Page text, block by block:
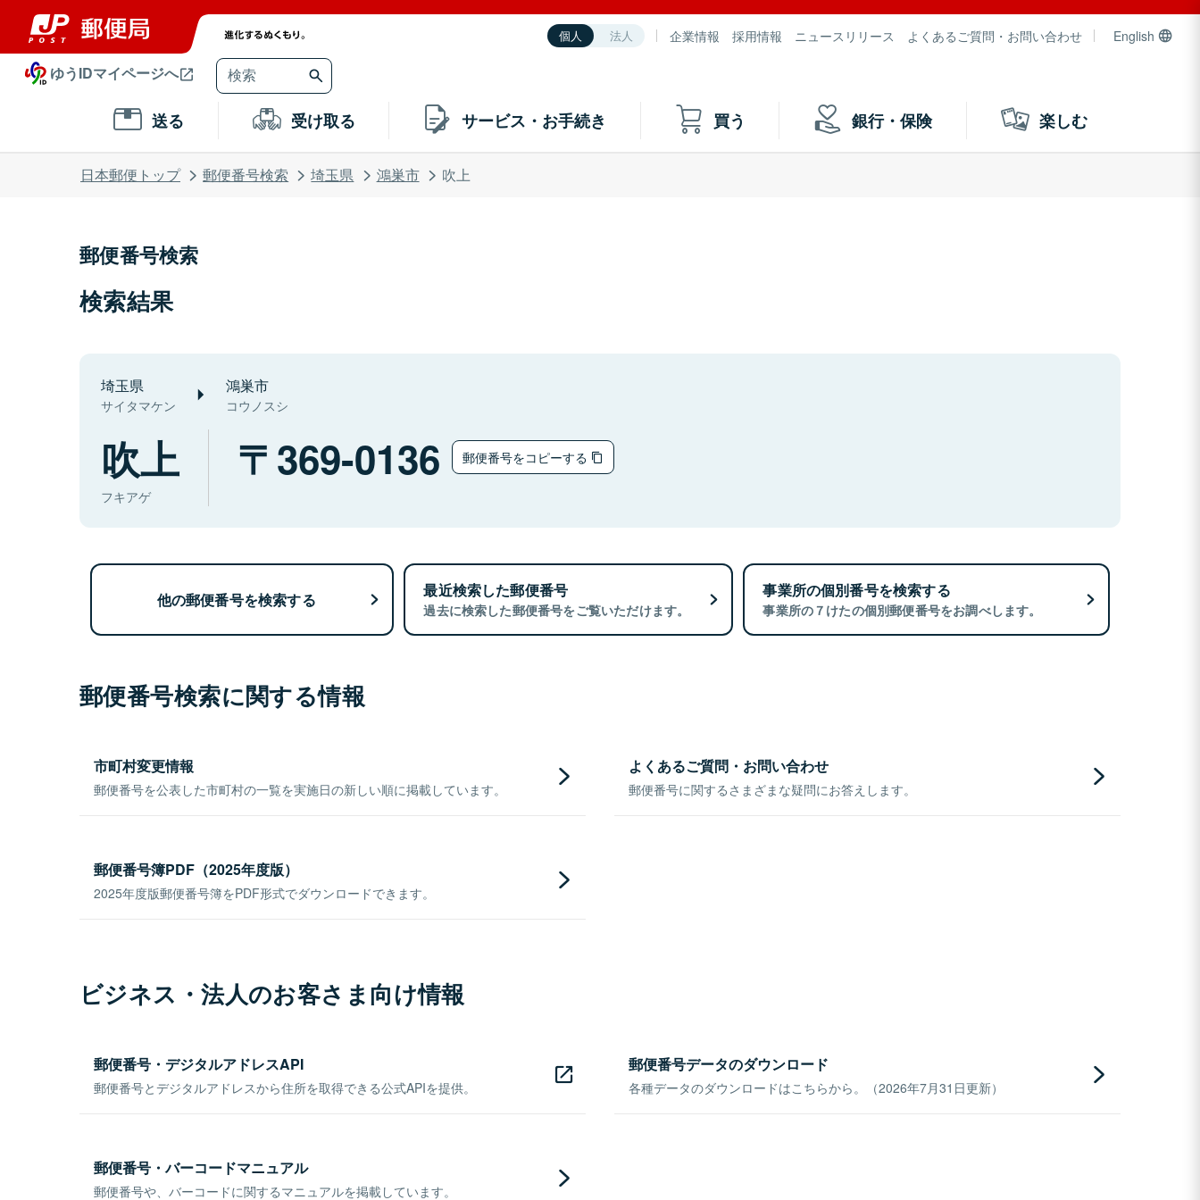
個人 法人 企業情報 採用情報 ニュースリリース よくあるご質問・お問い合わせ English
ゆうIDマイページへ
送る 受け取る サービス・お手続き 買う 銀行・保険 楽しむ
日本郵便トップ 郵便番号検索 埼玉県 鴻巣市 吹上
郵便番号検索
検索結果
埼玉県
サイタマケン
鴻巣市
コウノスシ
吹上
フキアゲ
369-0136 郵便番号をコピーする
他の郵便番号を検索する 最近検索した郵便番号
過去に検索した郵便番号をご覧いただけます。
事業所の個別番号を検索する
事業所の７けたの個別郵便番号をお調べします。
郵便番号検索に関する情報
市町村変更情報
郵便番号を公表した市町村の一覧を実施日の新しい順に掲載しています。
よくあるご質問・お問い合わせ
郵便番号に関するさまざまな疑問にお答えします。
郵便番号簿PDF（2025年度版）
2025年度版郵便番号簿をPDF形式でダウンロードできます。
ビジネス・法人のお客さま向け情報
郵便番号・デジタルアドレスAPI
郵便番号とデジタルアドレスから住所を取得できる公式APIを提供。
郵便番号データのダウンロード
各種データのダウンロードはこちらから。（2026年7月31日更新）
郵便番号・バーコードマニュアル
郵便番号や、バーコードに関するマニュアルを掲載しています。